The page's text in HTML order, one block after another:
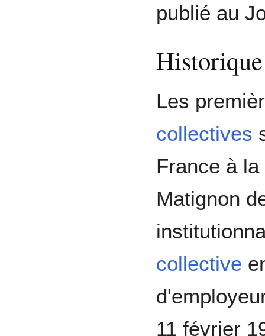
publié au
Historique
Les
collectives
France à
Matignon
collective
11 février